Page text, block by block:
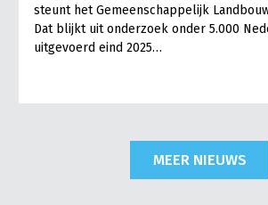
steunt het Gemeenschappelijk
Dat blijkt uit onderzoek onder 5.000
uitgevoerd eind 2025…
MEER NIEUWS